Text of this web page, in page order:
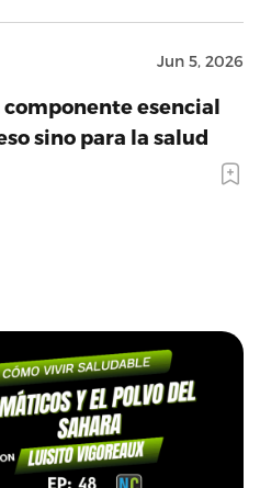
Jun 5, 2026
esencial
sino para la salud